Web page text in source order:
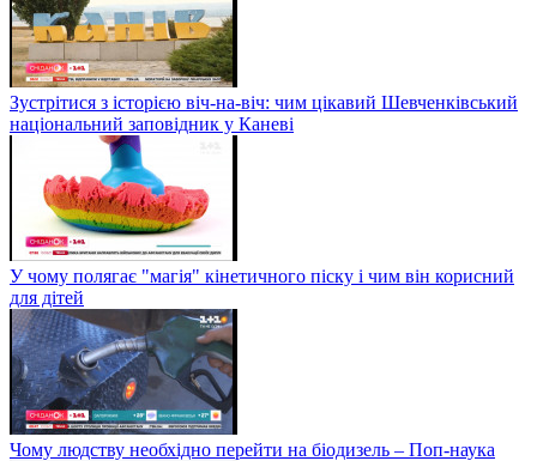
Зустрітися з історією віч-на-віч: чим цікавий Шевченківський
національний заповідник у Каневі
У чому полягає "магія" кінетичного піску і чим він корисний
для дітей
Чому людству необхідно перейти на біодизель – Поп-наука